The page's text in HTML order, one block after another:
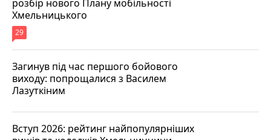
розбір нового Плану мобільності
Хмельницького
29
Загинув під час першого бойового
виходу: попрощалися з Василем
Лазуткіним
Вступ 2026: рейтинг найпопулярніших